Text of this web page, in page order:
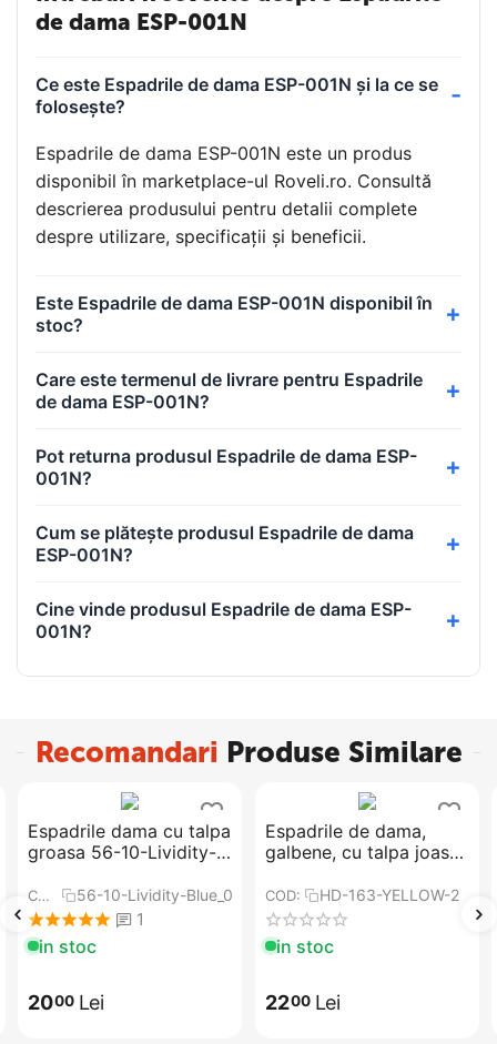
de dama ESP-001N
Ce este Espadrile de dama ESP-001N și la ce se
folosește?
Espadrile de dama ESP-001N este un produs
disponibil în marketplace-ul Roveli.ro. Consultă
descrierea produsului pentru detalii complete
despre utilizare, specificații și beneficii.
Este Espadrile de dama ESP-001N disponibil în
stoc?
Care este termenul de livrare pentru Espadrile
de dama ESP-001N?
Pot returna produsul Espadrile de dama ESP-
001N?
Cum se plătește produsul Espadrile de dama
ESP-001N?
Cine vinde produsul Espadrile de dama ESP-
001N?
Recomandari Produse Similare
Espadrile dama cu talpa
groasa 56-10-Lividity-
COD: 56-10-Lividity-Blue_0FB4
1
in stoc
2000 Lei
​Espadrile de dama,
galbene, cu talpa joasa,
YELLOW
COD: HD-163-YELLOW-2
in stoc
2200 Lei